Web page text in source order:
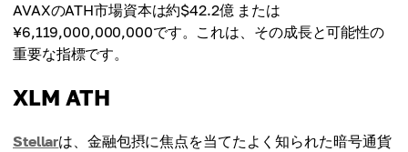
AVAXのATH市場資本は約$42.2億 または
¥6,119,000,000,000です。これは、その成長と可能性の
重要な指標です。
XLM ATH
Stellarは、金融包摂に焦点を当てたよく知られた暗号通貨